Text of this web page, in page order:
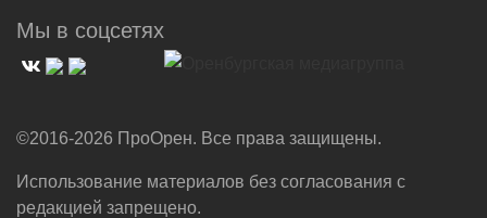
Мы в соцсетях
©2016-2026 ПроОрен. Все права защищены.
Использование материалов без согласования с
редакцией запрещено.